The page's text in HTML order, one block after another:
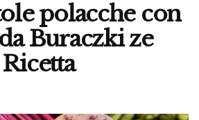
polacche con
Buraczki ze